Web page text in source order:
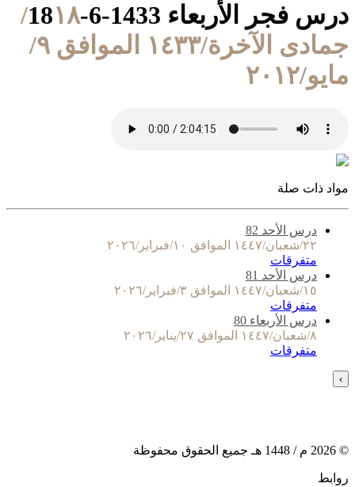
درس فجر الأربعاء 1433-6-18
١٨/
جمادى الآخرة/١٤٣٣ الموافق ٩/
مايو/٢٠١٢
مواد ذات صلة
درس الأحد 82
٢٢/شعبان/١٤٤٧ الموافق ١٠/فبراير/٢٠٢٦
متفرقات
درس الأحد 81
١٥/شعبان/١٤٤٧ الموافق ٣/فبراير/٢٠٢٦
متفرقات
درس الأربعاء 80
٨/شعبان/١٤٤٧ الموافق ٢٧/يناير/٢٠٢٦
متفرقات
›
©
2026 م / 1448 هـ جميع الحقوق محفوظة
روابط